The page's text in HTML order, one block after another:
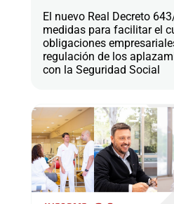
El nuevo Real Decreto
medidas para facilitar el
obligaciones
regulación de los
con la Seguridad Social